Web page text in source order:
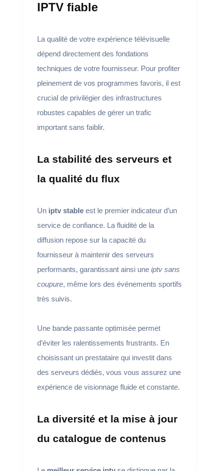
IPTV fiable
La qualité de votre expérience télévisuelle
dépend directement des fondations
techniques de votre fournisseur. Pour profiter
pleinement de vos programmes favoris, il est
crucial de privilégier des infrastructures
robustes capables de gérer un trafic
important sans faiblir.
La stabilité des serveurs et
la qualité du flux
Un iptv stableest le premier indicateur d’un
service de confiance. La fluidité de la
diffusion repose sur la capacité du
fournisseur à maintenir des serveurs
performants, garantissant ainsi une iptv sans
coupure, même lors des événements sportifs
très suivis.
Une bande passante optimisée permet
d’éviter les ralentissements frustrants. En
choisissant un prestataire qui investit dans
des serveurs dédiés, vous vous assurez une
expérience de visionnage fluide et constante.
La diversité et la mise à jour
du catalogue de contenus